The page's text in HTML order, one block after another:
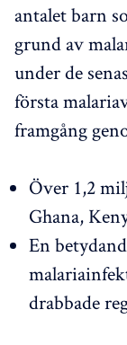
antalet barn
grund av
under de
första
framgång
Över 1,2
Ghana,
En
drabbade